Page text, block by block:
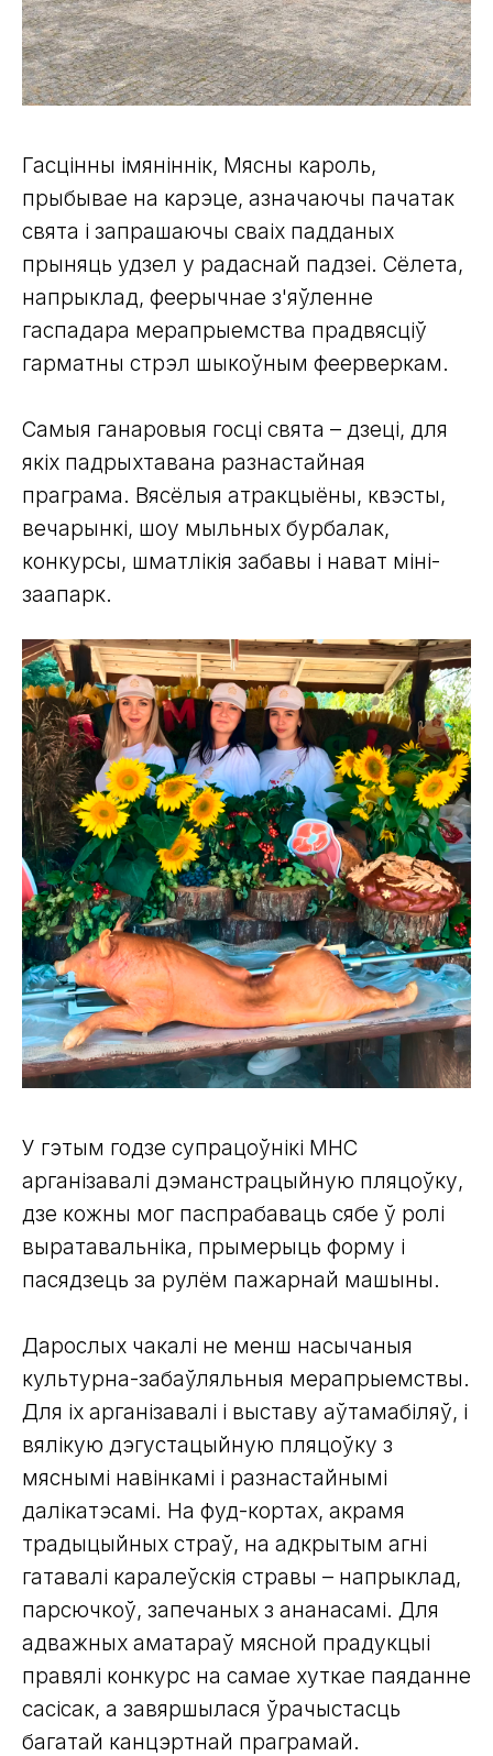
Гасцiнны імяніннік, Мясны кароль,
прыбывае на карэце, азначаючы пачатак
свята і запрашаючы сваіх падданых
прыняць удзел у радаснай падзеі. Сёлета,
напрыклад, феерычнае з'яўленне
гаспадара мерапрыемства прадвясціў
гарматны стрэл шыкоўным феерверкам.
Самыя ганаровыя госці свята – дзеці, для
якіх падрыхтавана разнастайная
праграма. Вясёлыя атракцыёны, квэсты,
вечарынкі, шоу мыльных бурбалак,
конкурсы, шматлікія забавы і нават міні-
заапарк.
У гэтым годзе супрацоўнікі МНС
арганізавалі дэманстрацыйную пляцоўку,
дзе кожны мог паспрабаваць сябе ў ролі
выратавальніка, прымерыць форму і
пасядзець за рулём пажарнай машыны.
Дарослых чакалі не менш насычаныя
культурна-забаўляльныя мерапрыемствы.
Для іх арганізавалі і выставу аўтамабіляў, і
вялікую дэгустацыйную пляцоўку з
мяснымі навінкамі і разнастайнымі
далікатэсамі. На фуд-кортах, акрамя
традыцыйных страў, на адкрытым агні
гатавалі каралеўскія стравы – напрыклад,
парсючкоў, запечаных з ананасамі. Для
адважных аматараў мясной прадукцыі
правялі конкурс на самае хуткае паяданне
сасісак, а завяршылася ўрачыстасць
багатай канцэртнай праграмай.